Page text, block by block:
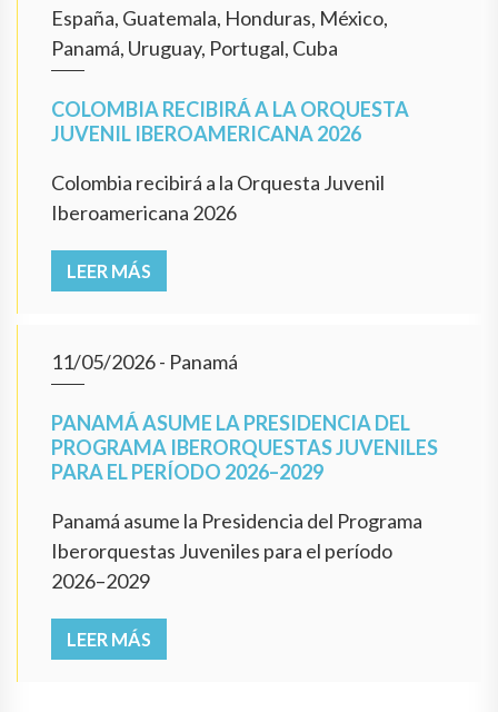
España, Guatemala, Honduras, México,
Panamá, Uruguay, Portugal, Cuba
COLOMBIA RECIBIRÁ A LA ORQUESTA
JUVENIL IBEROAMERICANA 2026
Colombia recibirá a la Orquesta Juvenil
Iberoamericana 2026
LEER MÁS
11/05/2026- Panamá
PANAMÁ ASUME LA PRESIDENCIA DEL
PROGRAMA IBERORQUESTAS JUVENILES
PARA EL PERÍODO 2026–2029
Panamá asume la Presidencia del Programa
Iberorquestas Juveniles para el período
2026–2029
LEER MÁS